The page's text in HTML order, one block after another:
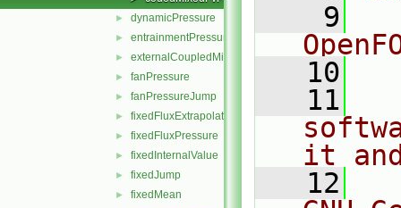
► dynamicPressure
► entrainmentPressure
► externalCoupledMixed
► fanPressure
► fanPressureJump
► fixedFluxExtrapolatedPressure
► fixedFluxPressure
► fixedInternalValue
► fixedJump
► fixedMean
    9
   10
   11
it
   12